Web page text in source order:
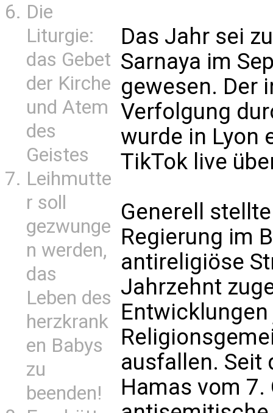
Die
Liturgie:
das Gebet
der Kirche
und Atem
des
Geistes
Leihmutte
r soll
gezwunge
n werden,
das
Leben des
herzkrank
en Babys
zu
beenden!
Das Jahr sei
Sarnaya im
gewesen. Der
Verfolgung
wurde in Lyon
TikTok live
Generell
Regierung im
antireligiöse
Jahrzehnt
ausfallen. Seit
Hamas vom